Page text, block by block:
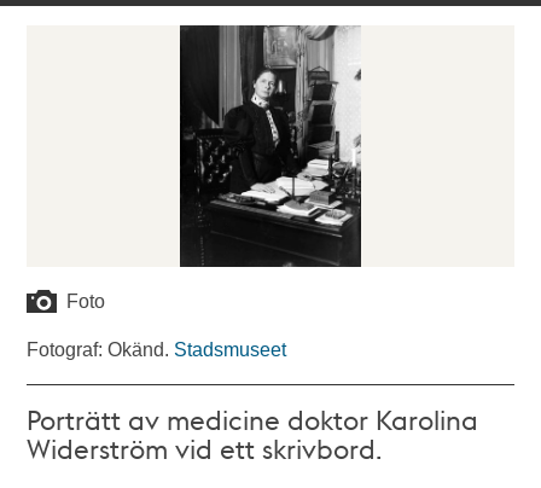
Foto
Fotograf: Okänd. Stadsmuseet
Porträtt av medicine doktor Karolina
Widerström vid ett skrivbord.